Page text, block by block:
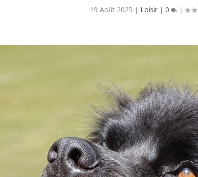
19 Août 2025 | Loisir| 0 |